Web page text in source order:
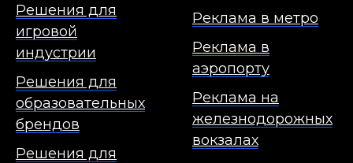
Решения для
игровой
индустрии
Решения для
образовательных
брендов
Решения для
Реклама в метро
Реклама в
аэропорту
Реклама на
железнодорожных
вокзалах